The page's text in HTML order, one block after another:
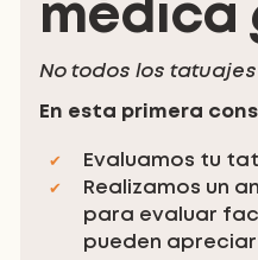
médica
No todos los
En esta primera
Evaluamos tu
Realizamos un
para evaluar
pueden